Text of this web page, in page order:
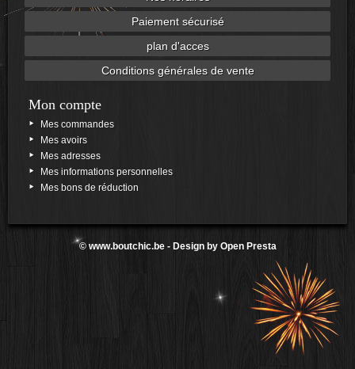
Paiement sécurisé
plan d'acces
Conditions générales de vente
Mon compte
Mes commandes
Mes avoirs
Mes adresses
Mes informations personnelles
Mes bons de réduction
© www.boutchic.be- Design by Open Presta